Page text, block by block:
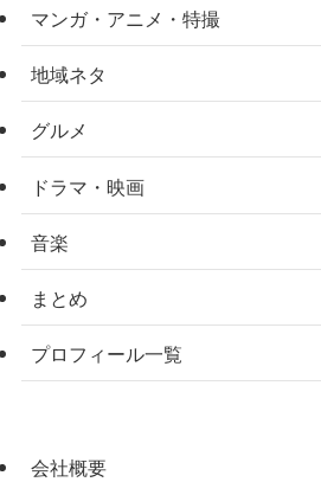
マンガ・アニメ・特撮
地域ネタ
グルメ
ドラマ・映画
音楽
まとめ
プロフィール一覧
会社概要